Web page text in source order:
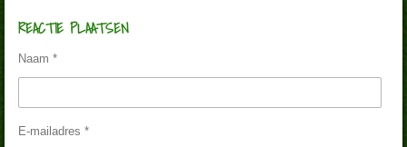
e
n
l
r
e
e
n
REACTIE PLAATSEN
Naam *
E-mailadres *